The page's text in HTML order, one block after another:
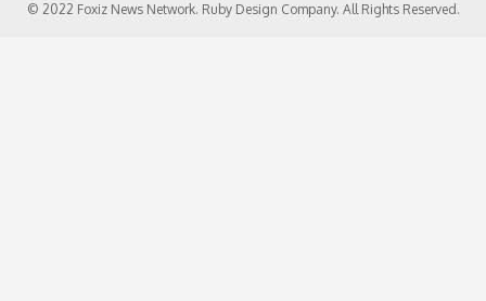
© 2022 Foxiz News Network. Ruby Design Company. All Rights Reserved.